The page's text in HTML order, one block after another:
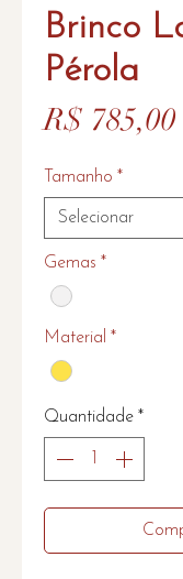
Brinco
Pérola
R$ 785,00
Tamanho *
Gemas *
Material *
Quantidade *